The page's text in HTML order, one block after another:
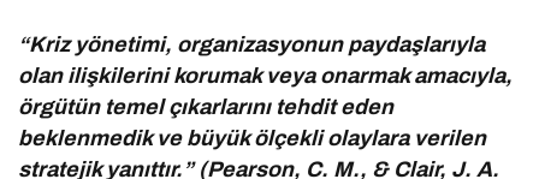
“Kriz yönetimi, organizasyonun paydaşlarıyla
olan ilişkilerini korumak veya onarmak amacıyla,
örgütün temel çıkarlarını tehdit eden
beklenmedik ve büyük ölçekli olaylara verilen
stratejik yanıttır.” (Pearson, C. M., & Clair, J. A.